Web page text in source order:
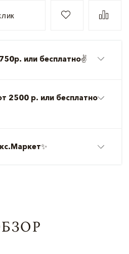
750р. или бесплатно✌️
2500 р. или бесплатно
✨